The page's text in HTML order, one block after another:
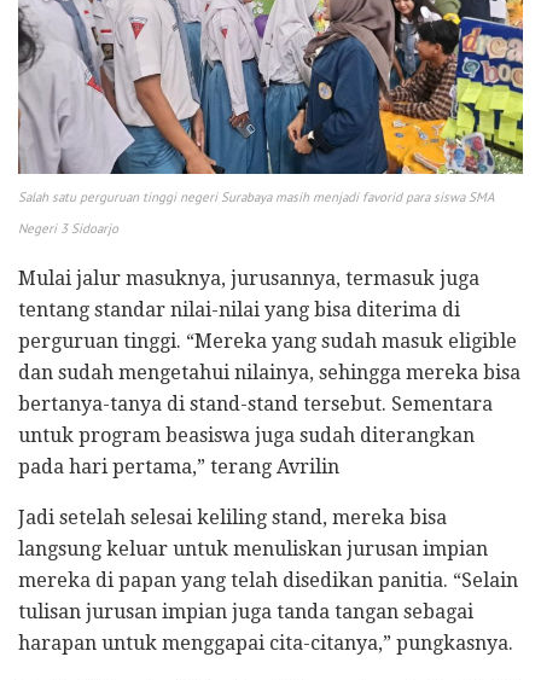
Salah satu perguruan tinggi negeri Surabaya masih menjadi favorid para siswa SMA
Negeri 3 Sidoarjo
Mulai jalur masuknya, jurusannya, termasuk juga
tentang standar nilai-nilai yang bisa diterima di
perguruan tinggi. “Mereka yang sudah masuk eligible
dan sudah mengetahui nilainya, sehingga mereka bisa
bertanya-tanya di stand-stand tersebut. Sementara
untuk program beasiswa juga sudah diterangkan
pada hari pertama,” terang Avrilin
Jadi setelah selesai keliling stand, mereka bisa
langsung keluar untuk menuliskan jurusan impian
mereka di papan yang telah disedikan panitia. “Selain
tulisan jurusan impian juga tanda tangan sebagai
harapan untuk menggapai cita-citanya,” pungkasnya.